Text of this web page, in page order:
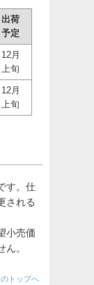
出荷
予定
12月
上旬
12月
上旬
す。仕
される
小売価
。
トップへ